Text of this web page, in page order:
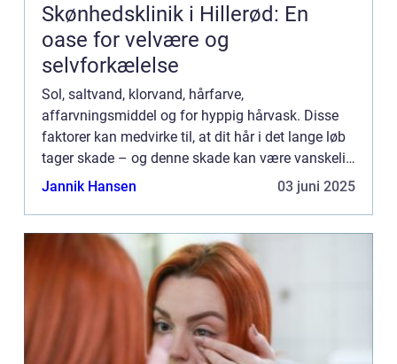
Skønhedsklinik i Hillerød: En
oase for velvære og
selvforkælelse
Sol, saltvand, klorvand, hårfarve,
affarvningsmiddel og for hyppig hårvask. Disse
faktorer kan medvirke til, at dit hår i det lange løb
tager skade – og denne skade kan være vanskelig
at rette op på. Et h&ar...
Jannik Hansen 03 juni 2025